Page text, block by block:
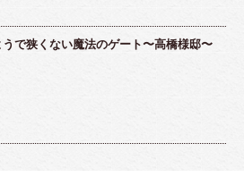
で狭くない魔法のゲート〜高橋様邸〜